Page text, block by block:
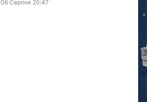
06 Серпня 20:47